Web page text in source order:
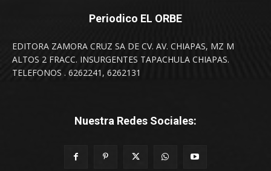
Periodico EL ORBE
EDITORA ZAMORA CRUZ SA DE CV. AV. CHIAPAS, MZ M
ALTOS 2 FRACC. INSURGENTES TAPACHULA CHIAPAS.
TELEFONOS . 6262241, 6262131
Nuestra Redes Sociales: